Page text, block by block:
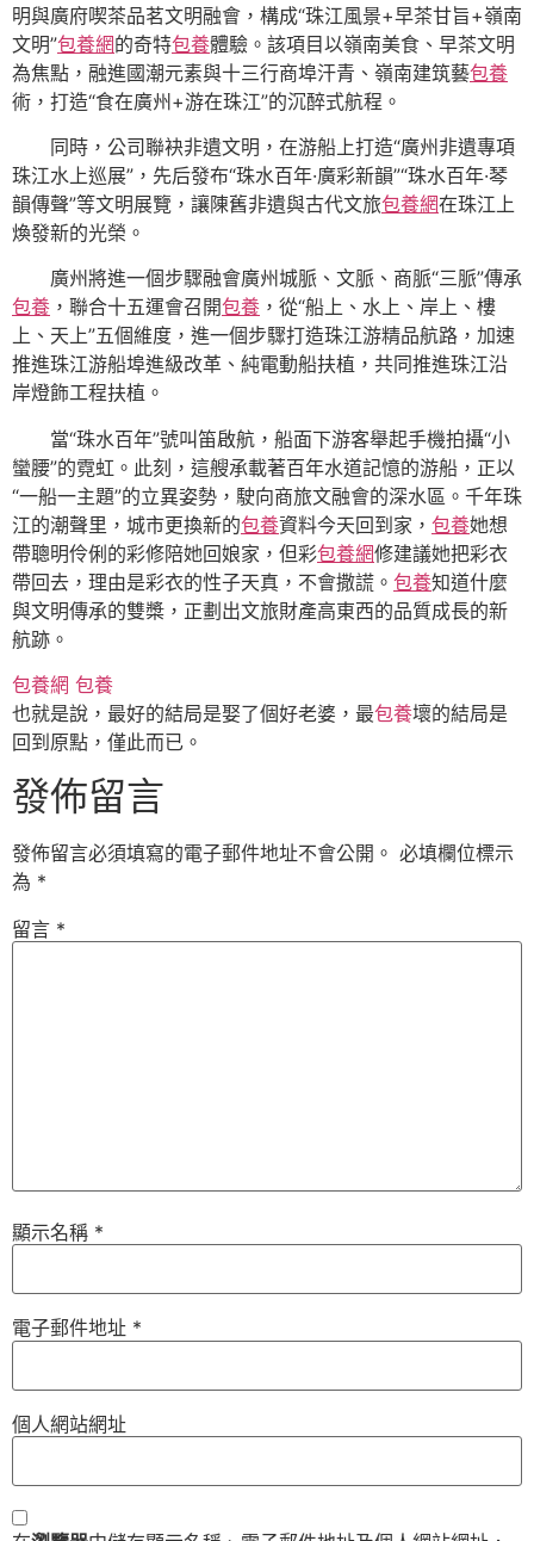
明與廣府喫茶品茗文明融會，構成“珠江風景+早茶甘旨+嶺南
文明”包養網的奇特包養體驗。該項目以嶺南美食、早茶文明
為焦點，融進國潮元素與十三行商埠汗青、嶺南建筑藝包養
術，打造“食在廣州+游在珠江”的沉醉式航程。
同時，公司聯袂非遺文明，在游船上打造“廣州非遺專項
珠江水上巡展”，先后發布“珠水百年·廣彩新韻”“珠水百年·琴
韻傳聲”等文明展覽，讓陳舊非遺與古代文旅包養網在珠江上
煥發新的光榮。
廣州將進一個步驟融會廣州城脈、文脈、商脈“三脈”傳承
包養 ，聯合十五運會召開包養 ，從“船上、水上、岸上、樓
上、天上”五個維度，進一個步驟打造珠江游精品航路，加速
推進珠江游船埠進級改革、純電動船扶植，共同推進珠江沿
岸燈飾工程扶植。
當“珠水百年”號叫笛啟航，船面下游客舉起手機拍攝“小
蠻腰”的霓虹。此刻，這艘承載著百年水道記憶的游船，正以
“一船一主題”的立異姿勢，駛向商旅文融會的深水區。千年珠
江的潮聲里，城市更換新的包養資料今天回到家， 包養她想
帶聰明伶俐的彩修陪她回娘家，但彩包養網修建議她把彩衣
帶回去，理由是彩衣的性子天真，不會撒謊。 包養知道什麼
與文明傳承的雙槳，正劃出文旅財產高東西的品質成長的新
航跡。
包養網 包養
也就是說，最好的結局是娶了個好老婆，最包養壞的結局是
回到原點，僅此而已。
發佈留言
發佈留言必須填寫的電子郵件地址不會公開。 必填欄位標示
為 *
留言 *
顯示名稱 *
電子郵件地址 *
個人網站網址